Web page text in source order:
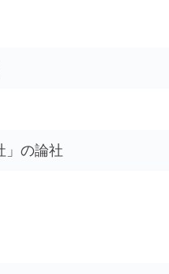
」の論社